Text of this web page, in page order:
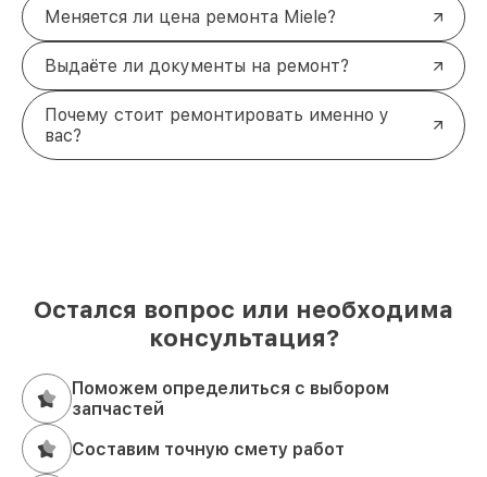
Меняется ли цена ремонта Miele?
Выдаёте ли документы на ремонт?
Почему стоит ремонтировать именно у
вас?
Остался вопрос или необходима
консультация?
Поможем определиться с выбором
запчастей
Составим точную смету работ